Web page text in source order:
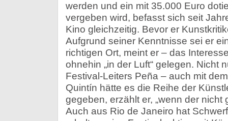
werden und ein mit 35.000 Euro
vergeben wird, befasst sich seit
Kino gleichzeitig. Bevor er
Aufgrund seiner Kenntnisse sei er
richtigen Ort, meint er – das
ohnehin „in der Luft“ gelegen. Nicht
Festival-Leiters Peña – auch mit
Quintín hätte es die Reihe der
gegeben, erzählt er, „wenn der nicht
Auch aus Rio de Janeiro hat